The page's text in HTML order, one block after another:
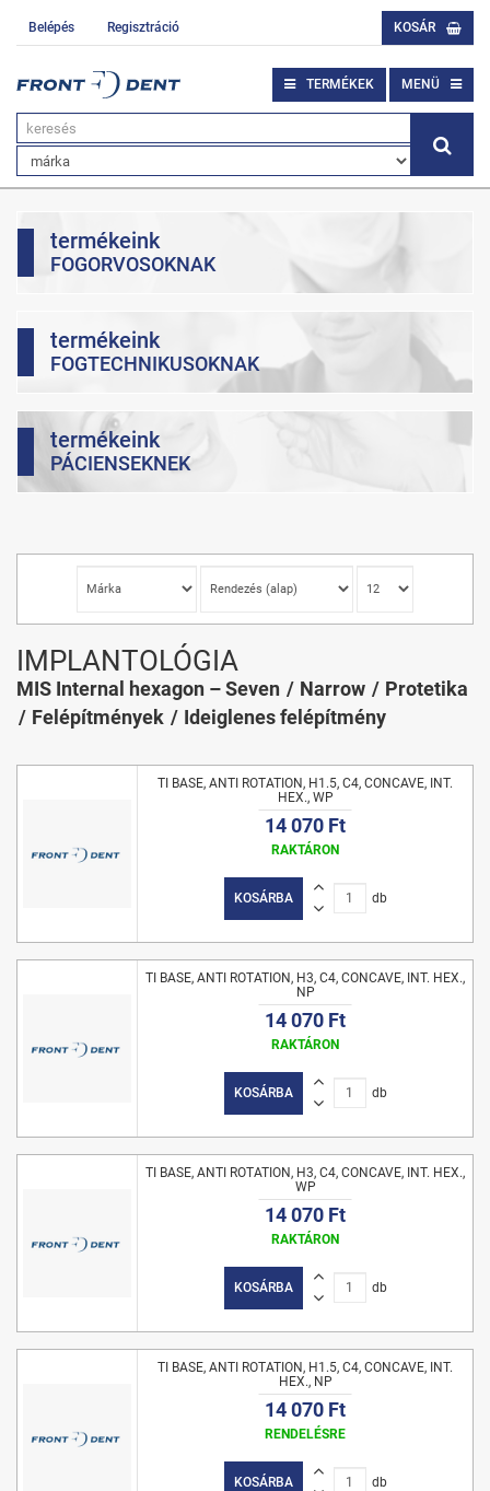
Belépés Regisztráció KOSÁR
TERMÉKEK MENÜ
termékeink
FOGORVOSOKNAK
termékeink
FOGTECHNIKUSOKNAK
termékeink
PÁCIENSEKNEK
IMPLANTOLÓGIA
MIS Internal hexagon – Seven Narrow
Protetika
Felépítmények
Ideiglenes felépítmény
TI BASE, ANTI ROTATION, H1.5, C4, CONCAVE, INT.
HEX., WP
14 070 Ft
RAKTÁRON
KOSÁRBA db
TI BASE, ANTI ROTATION, H3, C4, CONCAVE, INT. HEX.,
NP
14 070 Ft
RAKTÁRON
KOSÁRBA db
TI BASE, ANTI ROTATION, H3, C4, CONCAVE, INT. HEX.,
WP
14 070 Ft
RAKTÁRON
KOSÁRBA db
TI BASE, ANTI ROTATION, H1.5, C4, CONCAVE, INT.
HEX., NP
14 070 Ft
RENDELÉSRE
KOSÁRBA db